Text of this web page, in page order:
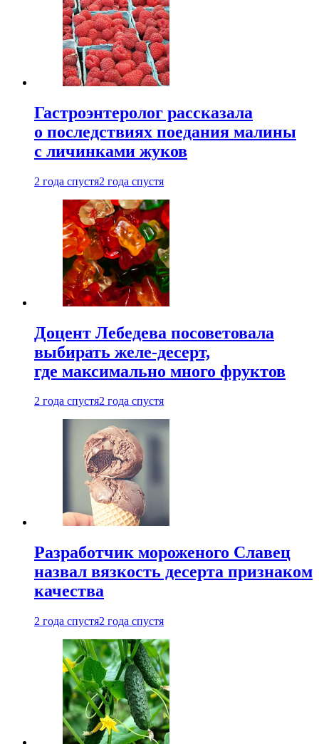
Гастроэнтеролог рассказала
о последствиях поедания малины
с личинками жуков
2 года спустя2 года спустя
Доцент Лебедева посоветовала
выбирать желе-десерт,
где максимально много фруктов
2 года спустя2 года спустя
Разработчик мороженого Славец
назвал вязкость десерта признаком
качества
2 года спустя2 года спустя